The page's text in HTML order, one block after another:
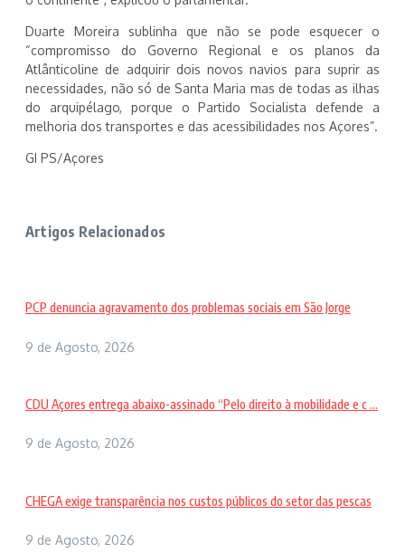
Duarte Moreira sublinha que não se pode esquecer o
“compromisso do Governo Regional e os planos da
Atlânticoline de adquirir dois novos navios para suprir as
necessidades, não só de Santa Maria mas de todas as ilhas
do arquipélago, porque o Partido Socialista defende a
melhoria dos transportes e das acessibilidades nos Açores”.
GI PS/Açores
Artigos Relacionados
PCP denuncia agravamento dos problemas sociais em São Jorge
9 de Agosto, 2026
CDU Açores entrega abaixo-assinado “Pelo direito à mobilidade e c ...
9 de Agosto, 2026
CHEGA exige transparência nos custos públicos do setor das pescas
9 de Agosto, 2026